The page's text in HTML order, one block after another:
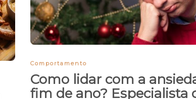
Comportamento
Como lidar com a
fim de ano? Especialista